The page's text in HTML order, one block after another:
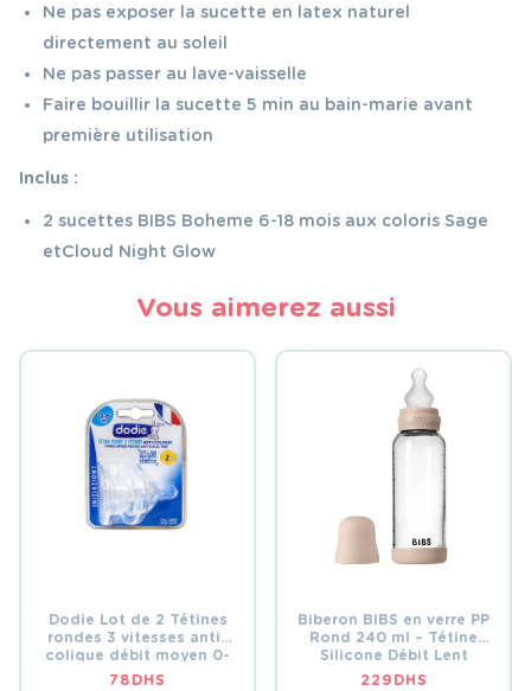
Ne pas exposer la sucette en latex naturel
directement au soleil
Ne pas passer au lave-vaisselle
Faire bouillir la sucette 5 min au bain-marie avant
première utilisation
Inclus :
2 sucettes BIBS Boheme 6-18 mois aux coloris Sage
etCloud Night Glow
Vous aimerez aussi
Dodie Lot de 2 Tétines
rondes 3 vitesses anti-
colique débit moyen 0-
6m
78 DHS
Biberon BIBS en verre PP
Rond 240 ml – Tétine
Silicone Débit Lent
(Slow Flow) – Ivoire
229 DHS